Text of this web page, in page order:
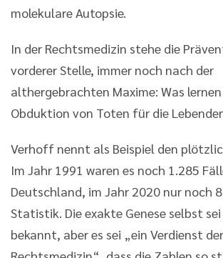
molekulare Autopsie.
In der Rechtsmedizin stehe die
vorderer Stelle, immer noch nach der
althergebrachten Maxime: Was
Obduktion von Toten für die
Verhoff nennt als Beispiel den
Im Jahr 1991 waren es noch 1.285
Deutschland, im Jahr 2020 nur noch
Statistik. Die exakte Genese selbst
bekannt, aber es sei „ein Verdienst der